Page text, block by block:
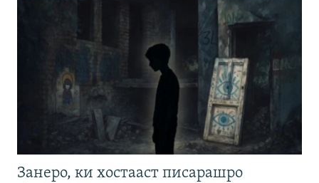
Занеро, ки хостааст писарашро